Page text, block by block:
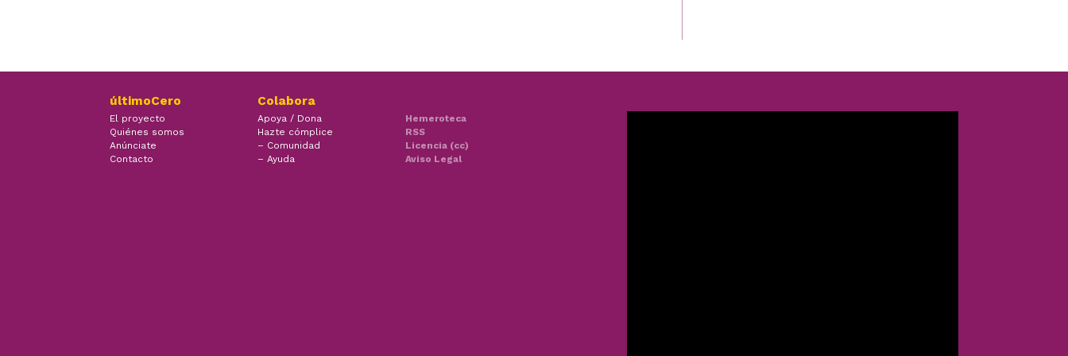
últimoCero
El proyecto
Quiénes somos
Anúnciate
Contacto
Colabora
Apoya / Dona
Hazte cómplice
– Comunidad
– Ayuda
Hemeroteca
RSS
Licencia (cc)
Aviso Legal